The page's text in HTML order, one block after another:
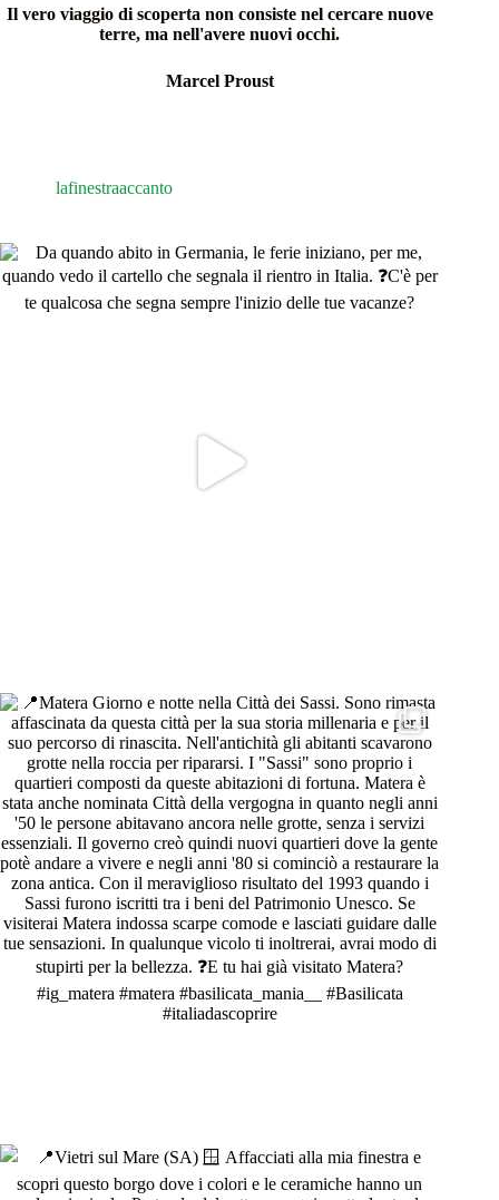
Il vero viaggio di scoperta non consiste nel cercare nuove
terre, ma nell'avere nuovi occhi.
Marcel Proust
lafinestraaccanto